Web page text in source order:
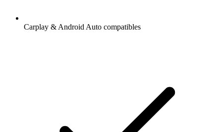
Carplay & Android Auto compatibles